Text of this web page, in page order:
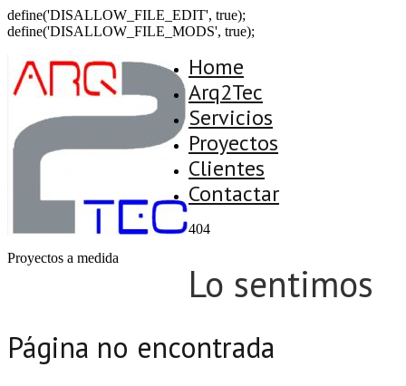
define('DISALLOW_FILE_EDIT', true);
define('DISALLOW_FILE_MODS', true);
Proyectos a medida
Home
Arq2Tec
Servicios
Proyectos
Clientes
Contactar
404
Lo sentimos
Página no encontrada